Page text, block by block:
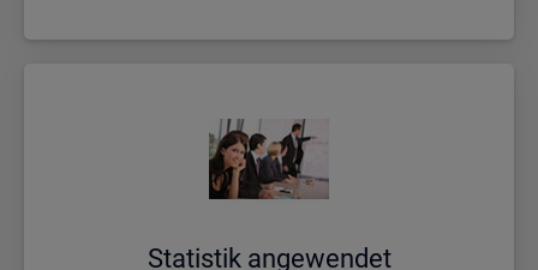
Sta­tis­tik an­ge­wen­det